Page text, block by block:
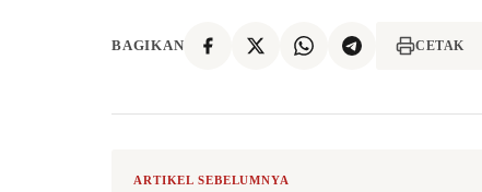
BAGIKAN CETAK
ARTIKEL SEBELUMNYA